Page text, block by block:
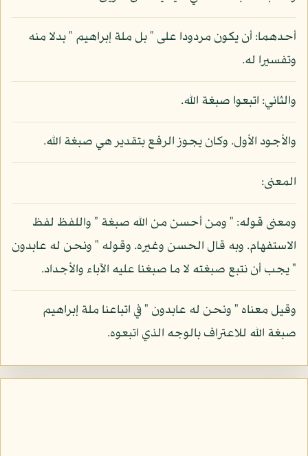
أحدهما: أن يكون مردودا على " بل ملة إبراهيم " بدلا منه
وتفسيرا له.
والثاني: اتبعوا صبغة الله.
والأجود الأول. وكان يجوز الرفع بتقدير هي صبغة الله.
المعنى:
ومعنى قوله: " ومن أحسن من الله صبغة " واللفظ لفظ
الاستفهام. وبه قال الحسن وغيره. وقوله " ونحن له عابدون
" يجب أن نتبع صبغته لا ما صبغنا عليه الآباء والأجداد.
وقيل معناه " ونحن له عابدون " في اتباعنا ملة إبراهيم
صبغة الله للاعتراف بالوجه الذي اتبعوه.